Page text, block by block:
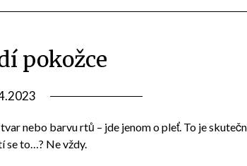
pokožce
nebo barvu rtů – jde jenom o pleť. To je
se to…? Ne vždy.